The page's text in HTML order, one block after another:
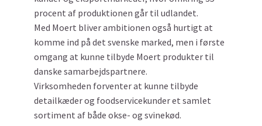
procent af produktionen går til udlandet.
Med Moert bliver ambitionen også hurtigt at
komme ind på det svenske marked, men i første
omgang at kunne tilbyde Moert produkter til
danske samarbejdspartnere.
Virksomheden forventer at kunne tilbyde
detailkæder og foodservicekunder et samlet
sortiment af både okse- og svinekød.